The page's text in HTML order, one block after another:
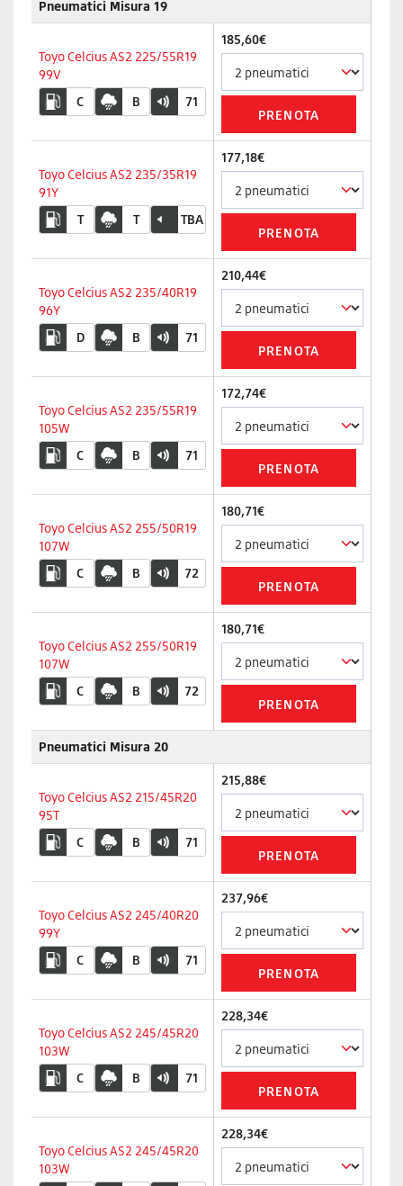
Pneumatici Misura 19
Toyo Celcius AS2 225/55R19
99V
C
B 71
185,60€
Toyo Celcius AS2 235/35R19
91Y
T
T TBA
177,18€
Toyo Celcius AS2 235/40R19
96Y
D
B 71
210,44€
Toyo Celcius AS2 235/55R19
105W
C
B 71
172,74€
Toyo Celcius AS2 255/50R19
107W
C
B 72
180,71€
Toyo Celcius AS2 255/50R19
107W
C
B 72
180,71€
Pneumatici Misura 20
Toyo Celcius AS2 215/45R20
95T
C
B 71
215,88€
Toyo Celcius AS2 245/40R20
99Y
C
B 71
237,96€
Toyo Celcius AS2 245/45R20
103W
C
B 71
228,34€
Toyo Celcius AS2 245/45R20
103W
228,34€